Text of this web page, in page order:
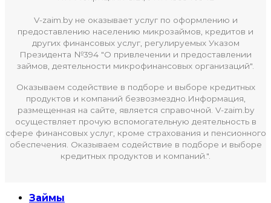
V-zaim.by не оказывает услуг по оформлению и
предоставлению населению микрозаймов, кредитов и
других финансовых услуг, регулируемых Указом
Президента №394 "О привлечении и предоставлении
займов, деятельности микрофинансовых организаций".
Оказываем содействие в подборе и выборе кредитных
продуктов и компаний безвозмездно.Информация,
размещенная на сайте, является справочной. V-zaim.by
осуществляет прочую вспомогательную деятельность в
сфере финансовых услуг, кроме страхования и пенсионного
обеспечения. Оказываем содействие в подборе и выборе
кредитных продуктов и компаний.".
Займы